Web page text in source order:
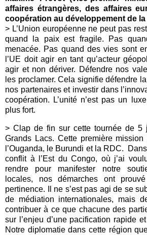
affaires étrangères, des affaires
coopération au développement de
> L’Union européenne ne peut pas
quand la paix est fragile. Pas
menacée. Pas quand des vies sont
l’UE doit agir en tant qu’acteur
agir et non dériver. Défendre nos
les proclamer. Cela signifie défendre
nos partenaires et investir dans
coopération. L’unité n’est pas un
plus fort.
> Clap de fin sur cette tournée de 5
Grands Lacs. Cette première mission
l’Ouganda, le Burundi et la RDC.
conflit à l’Est du Congo, où j’ai
rendre pour manifester notre
locales, nos démarches ont
pertinence. Il ne s’est pas agi de se
de médiation internationales, mais
contribuer à ce que chacune des
sur l’enjeu d’une pacification rapide
Notre diplomatie dans cette région